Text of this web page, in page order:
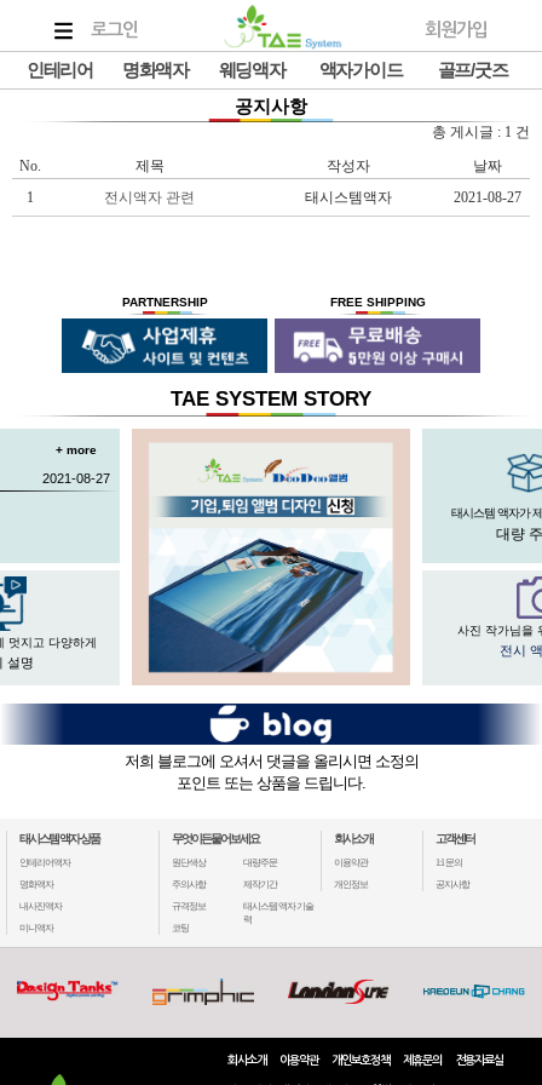
로그인 회원가입
인테리어 명화액자 웨딩액자 액자가이드
골프/굿즈
공지사항
총 게시글 : 1 건
No.
제목 작성자
날짜
1
전시액자 관련 태시스템액자 2021-08-27
PARTNERSHIP FREE SHIPPING
TAE SYSTEM STORY
+ more
2021-08-27
태시스템 액자가
대량
멋지고 다양하게
설명
사진 작가님을
전시
저희 블로그에 오셔서 댓글을 올리시면 소정의
포인트 또는 상품을 드립니다.
태시스템 액자 상품
인테리어액자
명화액자
내사진액자
미니액자
무엇이든물어보세요
원단색상
주의사항
규격정보
코팅
대량주문
제작기간
태시스템 액자 기술
력
회사소개
이용약관
개인정보
고객센터
1:1 문의
공지사항
회사소개 이용약관 개인보호정책 제휴문의 전용자료실